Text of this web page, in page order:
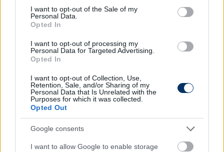
consent section.
I want to opt-out of the Sale of my
Personal Data.
Opted In
I want to opt-out of processing my
Personal Data for Targeted Advertising.
Opted In
I want to opt-out of Collection, Use,
Retention, Sale, and/or Sharing of my
Personal Data that Is Unrelated with the
Purposes for which it was collected.
Opted Out
Google consents
I want to allow Google to enable storage
Eb 2024: Magyarország-Skócia 1-0 -
végeredmény
A vasárnapi, sorsdöntő magyar-skót Eb-
csoportmérkőzés eredményének alakulása és a
legfontosabb események Stuttgartban.